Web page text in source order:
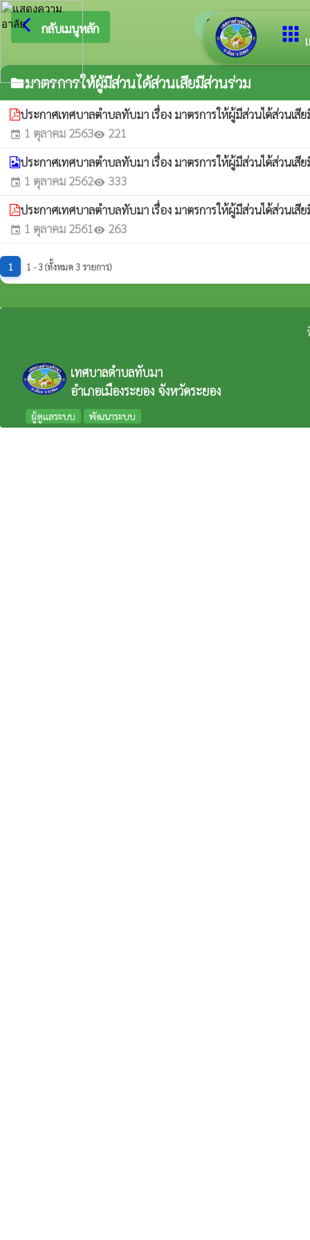
apps
arrow_back_ios กลับเมนูหลัก ยินดีต้อนรับสู่เว็บไซต์ข
folderมาตรการให้ผู้มีส่วนได้ส่วนเสียมีส่วนร่วม
ประกาศเทศบาลตำบลทับมา เรื่อง มาตรการให้ผู้มีส่วนได้ส่วนเ
event 1 ตุลาคม 2563visibility 221
ประกาศเทศบาลตำบลทับมา เรื่อง มาตรการให้ผู้มีส่วนได้ส่วนเสี
event 1 ตุลาคม 2562visibility 333
ประกาศเทศบาลตำบลทับมา เรื่อง มาตรการให้ผู้มีส่วนได้ส่วนเสี
event 1 ตุลาคม 2561visibility 263
1 1 - 3 (ทั้งหมด 3 รายการ)
เทศบาลตำบลทับมา
อำเภอเมืองระยอง จังหวัดระยอง
ผู้ดูแลระบบ พัฒนาระบบ